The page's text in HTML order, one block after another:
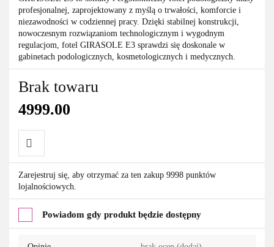
profesjonalnej, zaprojektowany z myślą o trwałości, komforcie i
niezawodności w codziennej pracy. Dzięki stabilnej konstrukcji,
nowoczesnym rozwiązaniom technologicznym i wygodnym
regulacjom, fotel GIRASOLE E3 sprawdzi się doskonale w
gabinetach podologicznych, kosmetologicznych i medycznych.
Brak towaru
4999.00
Do
Zarejestruj się, aby otrzymać za ten zakup 9998 punktów
lojalnościowych.
Powiadom gdy produkt będzie dostępny